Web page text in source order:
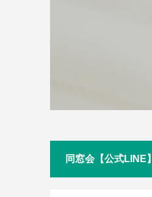
同窓会【公式LINE】